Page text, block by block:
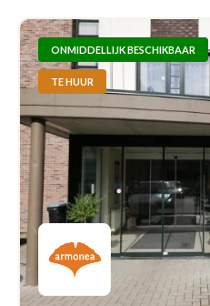
ONMIDDELLIJK BESCHIKBAAR
TE HUUR